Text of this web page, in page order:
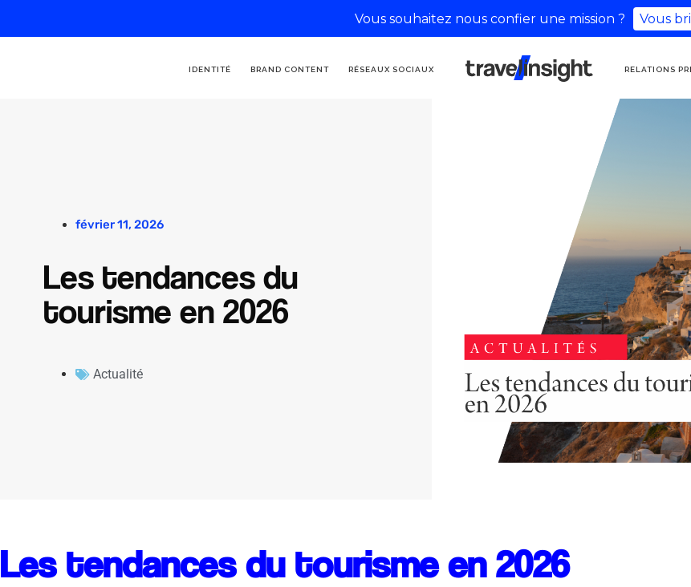
IDENTITÉ BRAND CONTENT RÉSEAUX SOCIAUX
AGENCE DE
COMMUNICATION
RELATIONS
février 11, 2026
Les tendances du
tourisme en 2026
Actualité
Les tendances du tourisme en 2026
Vous souhaitez nous confier une mission ? Vous